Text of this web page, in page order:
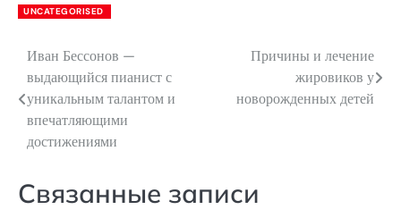
UNCATEGORISED
Навигация
по
записям
Иван Бессонов —
выдающийся пианист с
уникальным талантом и
впечатляющими
достижениями
Причины и лечение
жировиков у
новорожденных детей
Связанные записи